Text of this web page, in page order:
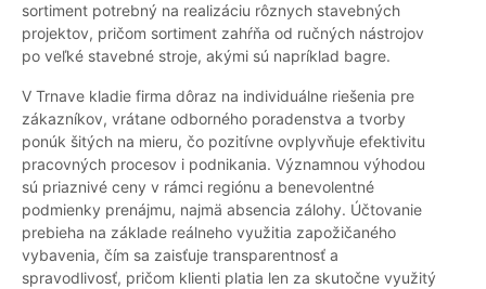
sortiment potrebný na realizáciu rôznych stavebných
projektov, pričom sortiment zahŕňa od ručných nástrojov
po veľké stavebné stroje, akými sú napríklad bagre.
V Trnave kladie firma dôraz na individuálne riešenia pre
zákazníkov, vrátane odborného poradenstva a tvorby
ponúk šitých na mieru, čo pozitívne ovplyvňuje efektivitu
pracovných procesov i podnikania. Významnou výhodou
sú priaznivé ceny v rámci regiónu a benevolentné
podmienky prenájmu, najmä absencia zálohy. Účtovanie
prebieha na základe reálneho využitia zapožičaného
vybavenia, čím sa zaisťuje transparentnosť a
spravodlivosť, pričom klienti platia len za skutočne využitý